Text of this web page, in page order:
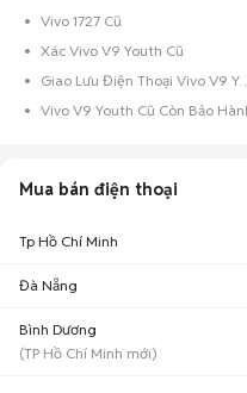
Vivo 1727 Cũ
Xác Vivo V9 Youth Cũ
Giao Lưu Điện
Vivo V9 Youth Cũ Còn Bảo
Mua bán điện thoại
Tp Hồ Chí Minh
Đà Nẵng
Bình Dương
(TP Hồ Chí Minh mới)